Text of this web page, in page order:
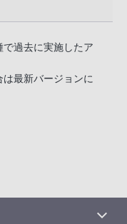
過去に実施したア
最新バージョンに